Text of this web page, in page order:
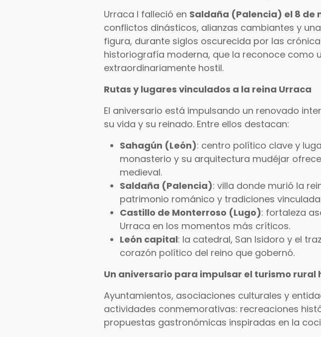
Urraca I falleció en Saldaña (Palencia) el 8 de
conflictos dinásticos, alianzas cambiantes y
figura, durante siglos oscurecida por las
historiografía moderna, que la reconoce como
extraordinariamente hostil.
Rutas y lugares vinculados a la reina Urraca
El aniversario está impulsando un renovado
su vida y su reinado. Entre ellos destacan:
Sahagún (León): centro político clave y
monasterio y su arquitectura mudéjar
medieval.
Saldaña (Palencia): villa donde murió la
patrimonio románico y tradiciones
Castillo de Monterroso (Lugo): fortaleza
Urraca en los momentos más críticos.
León capital: la catedral, San Isidoro y el
corazón político del reino que gobernó.
Un aniversario para impulsar el turismo rural
Ayuntamientos, asociaciones culturales y
actividades conmemorativas: recreaciones
propuestas gastronómicas inspiradas en la